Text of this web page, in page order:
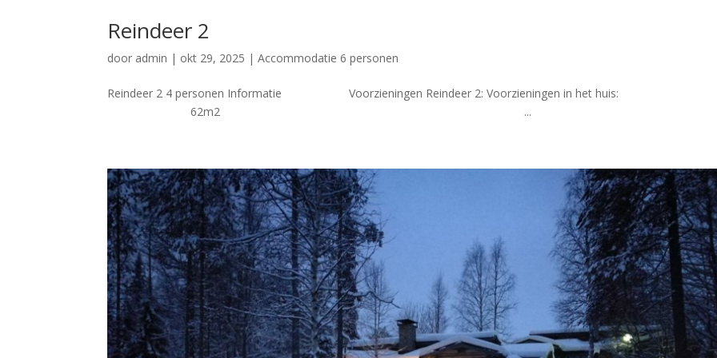
Reindeer 2
door admin | okt 29, 2025 |Accommodatie 6 personen
Reindeer 2 4 personen Informatie Voorzieningen Reindeer 2: Voorzieningen in het
62m2 ...